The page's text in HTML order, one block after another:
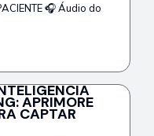
🎧 Áudio do
APRIMORE
CAPTAR